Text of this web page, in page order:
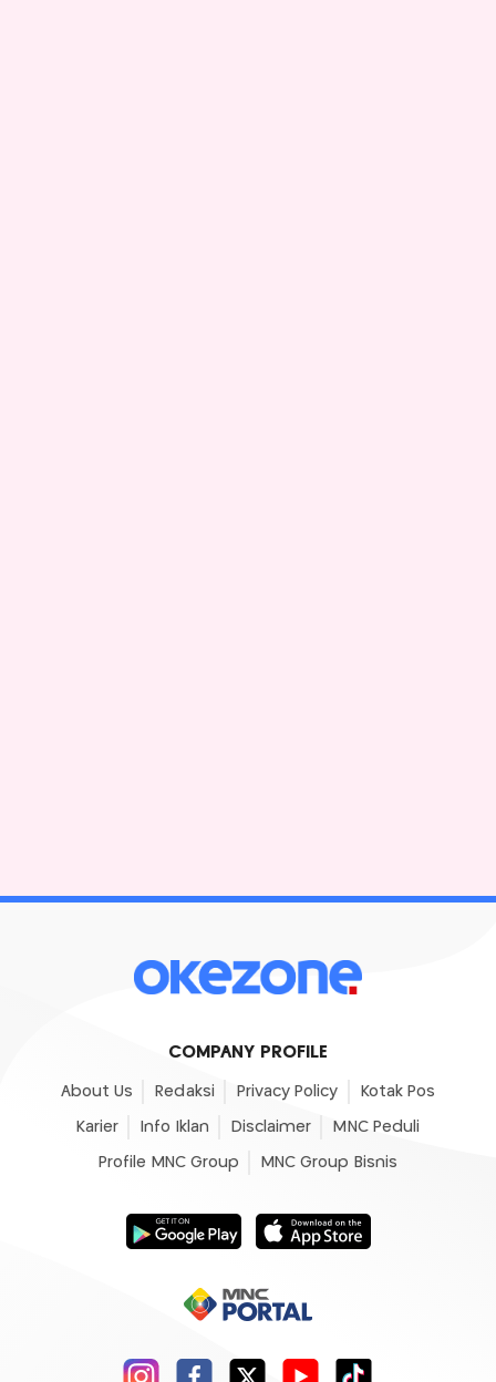
COMPANY PROFILE
About Us Redaksi Privacy Policy Kotak Pos
Karier Info Iklan Disclaimer MNC Peduli
Profile MNC Group MNC Group Bisnis